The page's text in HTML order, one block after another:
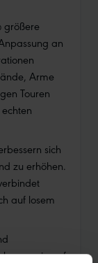
größere
an
Arme
Touren
sich
zu erhöhen.
auf losem
wie auf